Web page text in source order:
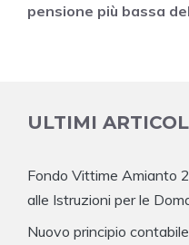
pensione più bassa
ULTIMI
Fondo Vittime Amianto
alle Istruzioni per le
Nuovo principio